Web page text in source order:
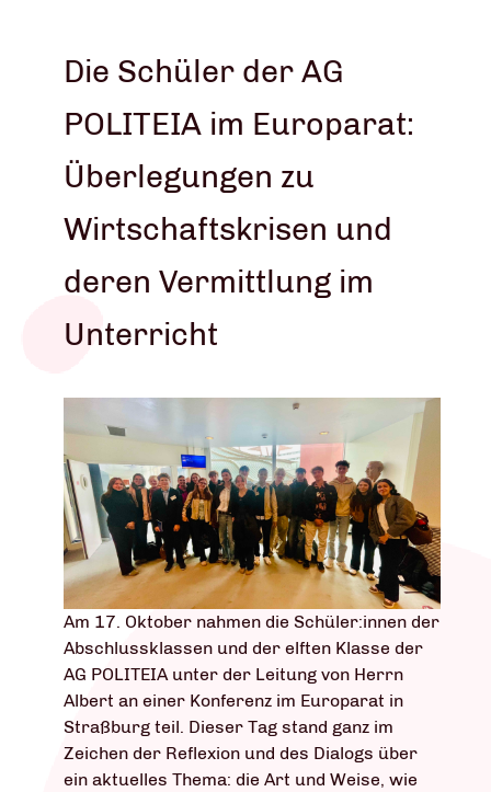
Die Schüler der AG
POLITEIA im Europarat:
Überlegungen zu
Wirtschaftskrisen und
deren Vermittlung im
Unterricht
Am 17. Oktober nahmen die Schüler:innen der
Abschlussklassen und der elften Klasse der
AG POLITEIA unter der Leitung von Herrn
Albert an einer Konferenz im Europarat in
Straßburg teil. Dieser Tag stand ganz im
Zeichen der Reflexion und des Dialogs über
ein aktuelles Thema: die Art und Weise, wie